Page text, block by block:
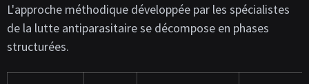
L'approche méthodique développée par les spécialistes
de la lutte antiparasitaire se décompose en phases
structurées.